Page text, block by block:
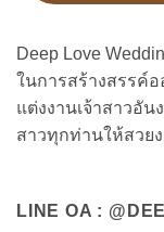
Deep Love
ในการสร้างสรรค์
แต่งงานเจ้าสาวอัน
สาวทุกท่านให้สวย
LINE OA :